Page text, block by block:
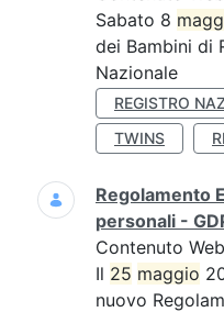
Sabato 8
dei Bambini di
Nazionale
REGISTRO
TWINS
Regolamento
personali -
Contenuto Web
Il 25 maggio
nuovo